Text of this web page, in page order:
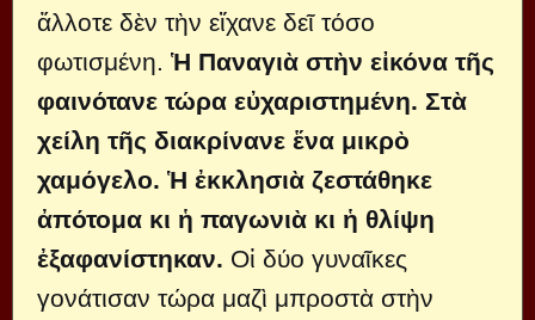
ἄλλοτε δὲν τὴν εἴχανε δεῖ τόσο
φωτισμένη. Ἡ Παναγιὰ στὴν εἰκόνα τῆς
φαινότανε τώρα εὐχαριστημένη. Στὰ
χείλη τῆς διακρίνανε ἕνα μικρὸ
χαμόγελο. Ἡ ἐκκλησιὰ ζεστάθηκε
ἀπότομα κι ἡ παγωνιὰ κι ἡ θλίψη
ἐξαφανίστηκαν. Οἱ δύο γυναῖκες
γονάτισαν τώρα μαζὶ μπροστὰ στὴν